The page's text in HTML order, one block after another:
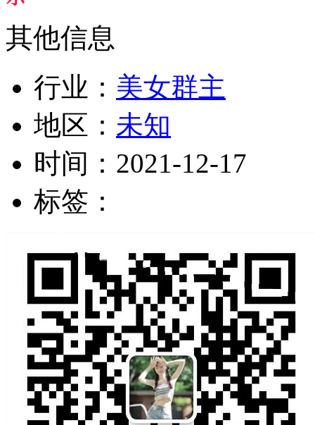
其他信息
行业： 美女群主
地区： 未知
时间： 2021-12-17
标签：